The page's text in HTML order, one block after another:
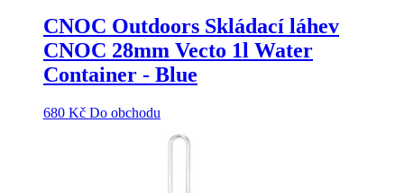
CNOC Outdoors Skládací láhev
CNOC 28mm Vecto 1l Water
Container - Blue
680 Kč Do obchodu